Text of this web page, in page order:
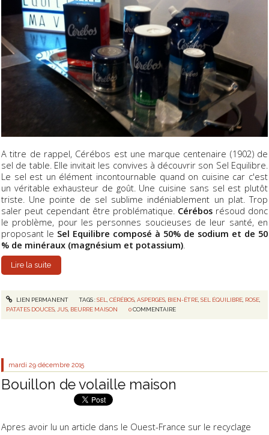
A titre de rappel, Cérébos est une marque centenaire (1902) de
sel de table. Elle invitait les convives à découvrir son Sel Equilibre.
Le sel est un élément incontournable quand on cuisine car c'est
un véritable exhausteur de goût. Une cuisine sans sel est plutôt
triste. Une pointe de sel sublime indéniablement un plat. Trop
saler peut cependant être problématique. Cérébos résoud donc
le problème, pour les personnes soucieuses de leur santé, en
proposant le Sel Equilibre composé à 50% de sodium et de 50
% de minéraux (magnésium et potassium)
Lire la suite
LIEN PERMANENT TAGS :SEL CÉRÉBOS, ASPERGES, BIEN-ÊTRE, SEL ÉQUILIBRE, ROSE,
PATATES DOUCES JUS BEURRE MAISON 0 COMMENTAIRE
mardi 29 décembre 2015
Bouillon de volaille maison
Apres avoir lu un article dans le Ouest-France sur le recyclage